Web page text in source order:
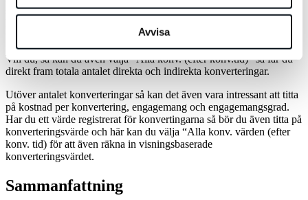
Avvisa
se dessa. Du kan även välja att segmentera på antal dagar till
Vill du, så kan du även välja “Alla konv. (efter konv.tid)” så får du
direkt fram totala antalet direkta och indirekta konverteringar.
Utöver antalet konverteringar så kan det även vara intressant att titta
på kostnad per konvertering, engagemang och engagemangsgrad.
Har du ett värde registrerat för konvertingarna så bör du även titta på
konverteringsvärde och här kan du välja “Alla konv. värden (efter
konv. tid) för att även räkna in visningsbaserade
konverteringsvärdet.
Sammanfattning